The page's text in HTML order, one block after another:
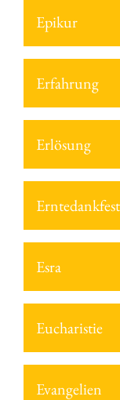
Epikur
Erfahrung
Erlösung
Erntedankfest
Esra
Eucharistie
Evangelien